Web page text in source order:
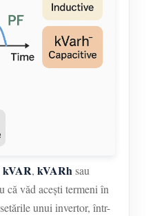
energetică
sistem solar FV
FV
kVAR, kVARhsau
că văd acești termeni în
unui invertor, într-